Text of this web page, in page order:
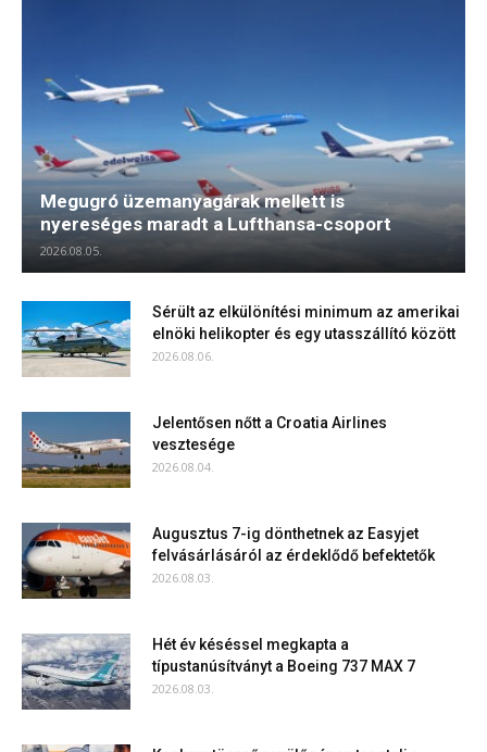
Megugró üzemanyagárak mellett is
nyereséges maradt a Lufthansa-csoport
2026.08.05.
Sérült az elkülönítési minimum az amerikai
elnöki helikopter és egy utasszállító között
2026.08.06.
Jelentősen nőtt a Croatia Airlines
vesztesége
2026.08.04.
Augusztus 7-ig dönthetnek az Easyjet
felvásárlásáról az érdeklődő befektetők
2026.08.03.
Hét év késéssel megkapta a
típustanúsítványt a Boeing 737 MAX 7
2026.08.03.